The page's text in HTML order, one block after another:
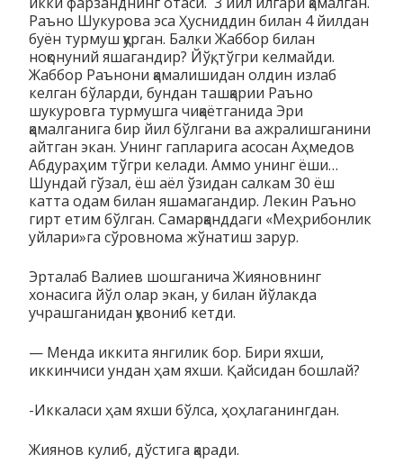
Раъно Шукурова эса Ҳусниддин билан 4 йилдан
буён турмуш қурган. Балки Жаббор билан
ноқонуний яшагандир? Йўқ, тўгри келмайди.
Жаббор Раънони қамалишидан олдин излаб
келган бўларди, бундан ташқарии Раъно
шукуровга турмушга чиқаётганида Эри
қамалганига бир йил бўлгани ва ажралишганини
айтган экан. Унинг гапларига асосан Аҳмедов
Абдураҳим тўгри келади. Аммо унинг ёши…
Шундай гўзал, ёш аёл ўзидан салкам 30 ёш
катта одам билан яшамагандир. Лекин Раъно
гирт етим бўлган. Самарқанддаги «Меҳрибонлик
уйлари»га сўровнома жўнатиш зарур.
Эрталаб Валиев шошганича Жияновнинг
хонасига йўл олар экан, у билан йўлакда
учрашганидан қувониб кетди.
— Менда иккита янгилик бор. Бири яхши,
иккинчиси ундан ҳам яхши. Қайсидан бошлай?
-Иккаласи ҳам яхши бўлса, ҳоҳлаганингдан.
Жиянов кулиб, дўстига қаради.